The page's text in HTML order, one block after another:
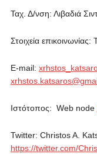
Ταχ. Δ/νση: Λιβαδιά
Στοιχεία
E-mail:
Ιστότοπος: Web node
Twitter: Christos A.
https://twitter.com/